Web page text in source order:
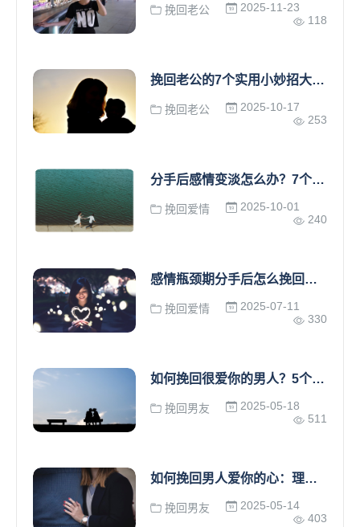
挽回老公
2025-11-23
118
挽回老公的7个实用小妙招大全集：从沟通技巧到重建信任
挽回老公
2025-10-17
253
分手后感情变淡怎么办？7个科学挽回技巧让爱重燃
挽回爱情
2025-10-01
240
感情瓶颈期分手后怎么挽回？5步教你重建信任修复关系
挽回爱情
2025-07-11
330
如何挽回很爱你的男人？5个实用技巧帮你重燃爱火
挽回男友
2025-05-18
511
如何挽回男人爱你的心：理解需求、有效沟通与重建信任的完整指南
挽回男友
2025-05-14
403